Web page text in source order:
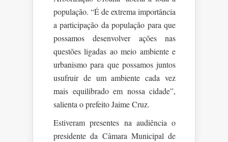
população. “É de extrema importância
a participação da população para que
possamos desenvolver ações nas
questões ligadas ao meio ambiente e
urbanismo para que possamos juntos
usufruir de um ambiente cada vez
mais equilibrado em nossa cidade”,
salienta o prefeito Jaime Cruz.
Estiveram presentes na audiência o
presidente da Câmara Municipal de